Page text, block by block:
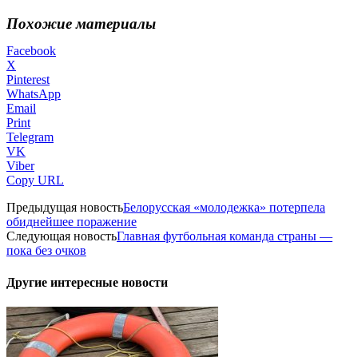
Похожие материалы
Facebook
X
Pinterest
WhatsApp
Email
Print
Telegram
VK
Viber
Copy URL
Предыдущая новостьБелорусская «молодежка» потерпела
обиднейшее поражение
Следующая новостьГлавная футбольная команда страны —
пока без очков
Другие интересные новости